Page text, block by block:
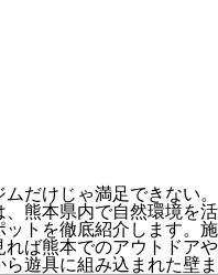
だけじゃ満足できない
熊本県内で自然環境を
トを徹底紹介します。
ば熊本でのアウトドア
遊具に組み込まれた壁